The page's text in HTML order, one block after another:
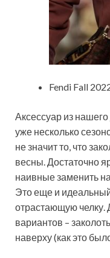
Fendi Fall
Аксессуар из
уже несколько
не значит то, что
весны. Достаточно
наивные заменить
Это еще и
отрастающую челку.
вариантов –
наверху (как это